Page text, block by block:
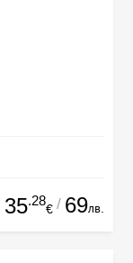
35.28
€ / 69лв.